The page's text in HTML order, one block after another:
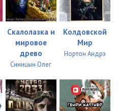
11:06
09:30
09:00
05:06
11:03
Скалолазка и
мировое
древо
Синицын Олег
Kолдовской
Mир
Нортон Андрэ